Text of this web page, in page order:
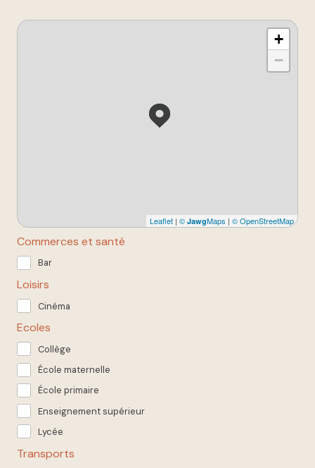
+
−
Leaflet | © JawgMaps | © OpenStreetMap
Commerces et santé
Bar
Loisirs
Cinéma
Ecoles
Collège
École maternelle
École primaire
Enseignement supérieur
Lycée
Transports